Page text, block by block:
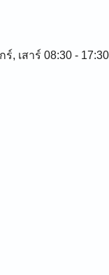
, เสาร์ 08:30 -